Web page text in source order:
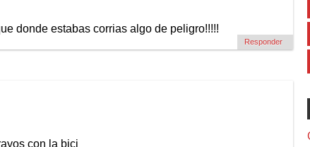
donde estabas corrias algo de peligro!!!!!
Responder
con la bici